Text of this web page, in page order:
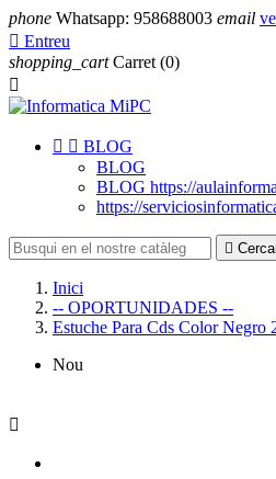
phone Whatsapp: 958688003 email
 Entreu
shopping_cart Carret (0)

  BLOG
BLOG
BLOG https://
https://

Inici
-- OPORTUNIDADES --
Estuche Para Cds Color Negro
Nou
